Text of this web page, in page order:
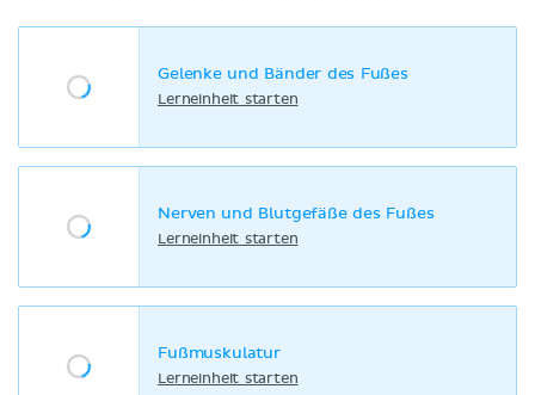
Gelenke und Bänder des Fußes
Lerneinheit starten
Nerven und Blutgefäße des Fußes
Lerneinheit starten
Fußmuskulatur
Lerneinheit starten